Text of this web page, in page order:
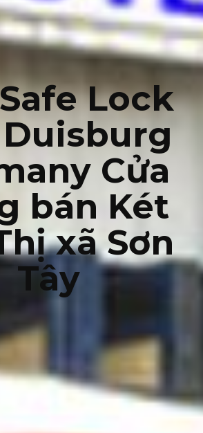
Lock
Cửa
bán Két
xã Sơn
Tây